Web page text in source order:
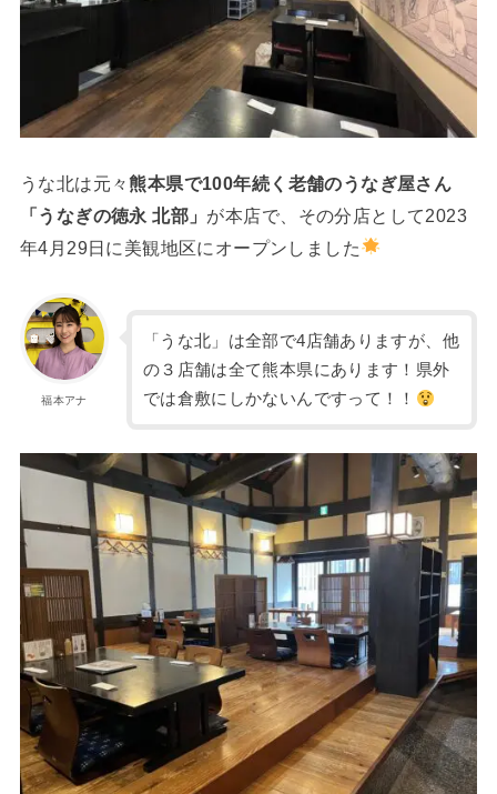
うな北は元々熊本県で100年続く老舗のうなぎ屋さん
「うなぎの徳永 北部」 が本店で、その分店として2023
年4月29日に美観地区にオープンしました
福本アナ
「うな北」は全部で4店舗ありますが、他
の３店舗は全て熊本県にあります！県外
では倉敷にしかないんですって！！